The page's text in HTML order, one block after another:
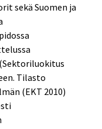
sekä Suomen ja
Tilasto
(EKT 2010)